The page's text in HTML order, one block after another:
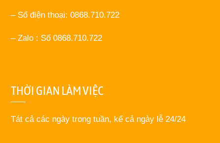
– Số điện thoại: 0868.710.722
– Zalo : Số 0868.710.722
THỜI GIAN LÀM VIỆC
Tát cả các ngày trong tuần, kể cả ngày lễ 24/24